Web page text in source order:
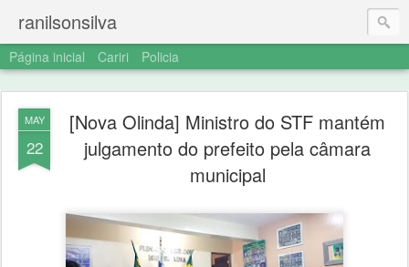
ranilsonsilva
Página inicial Cariri Policia
MAY
22
[Nova Olinda] Ministro do STF mantém
julgamento do prefeito pela câmara
municipal